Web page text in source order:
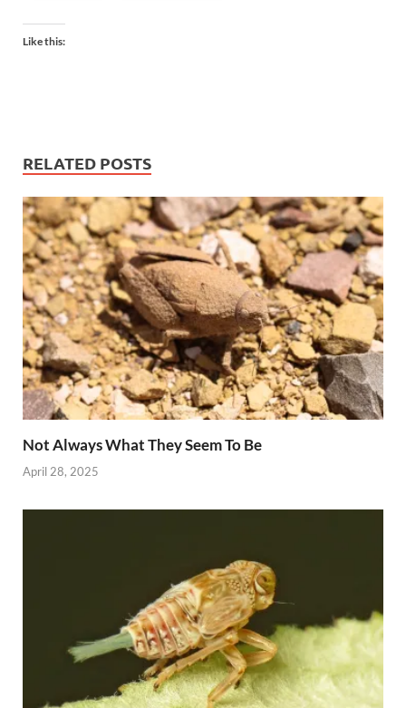
Like this:
RELATED POSTS
Not Always What They Seem To Be
April 28, 2025